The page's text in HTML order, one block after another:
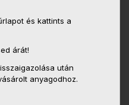
és kattints a
árát!
után
anyagodhoz.